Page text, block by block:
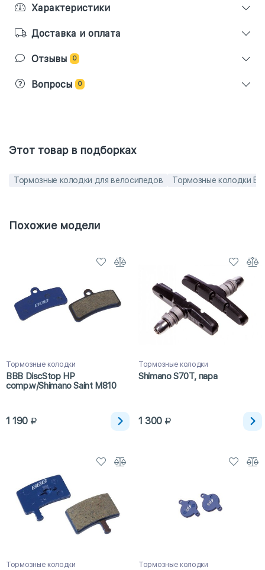
Характеристики
Доставка и оплата
Отзывы 0
Вопросы 0
Этот товар в подборках
Тормозные колодки для велосипедов Тормозные колодки
Похожие модели
Тормозные колодки
BBB DiscStop HP
comp.w/Shimano Saint M810
1 190
Тормозные колодки
Shimano S70T, пара
1 300
Тормозные колодки Тормозные колодки